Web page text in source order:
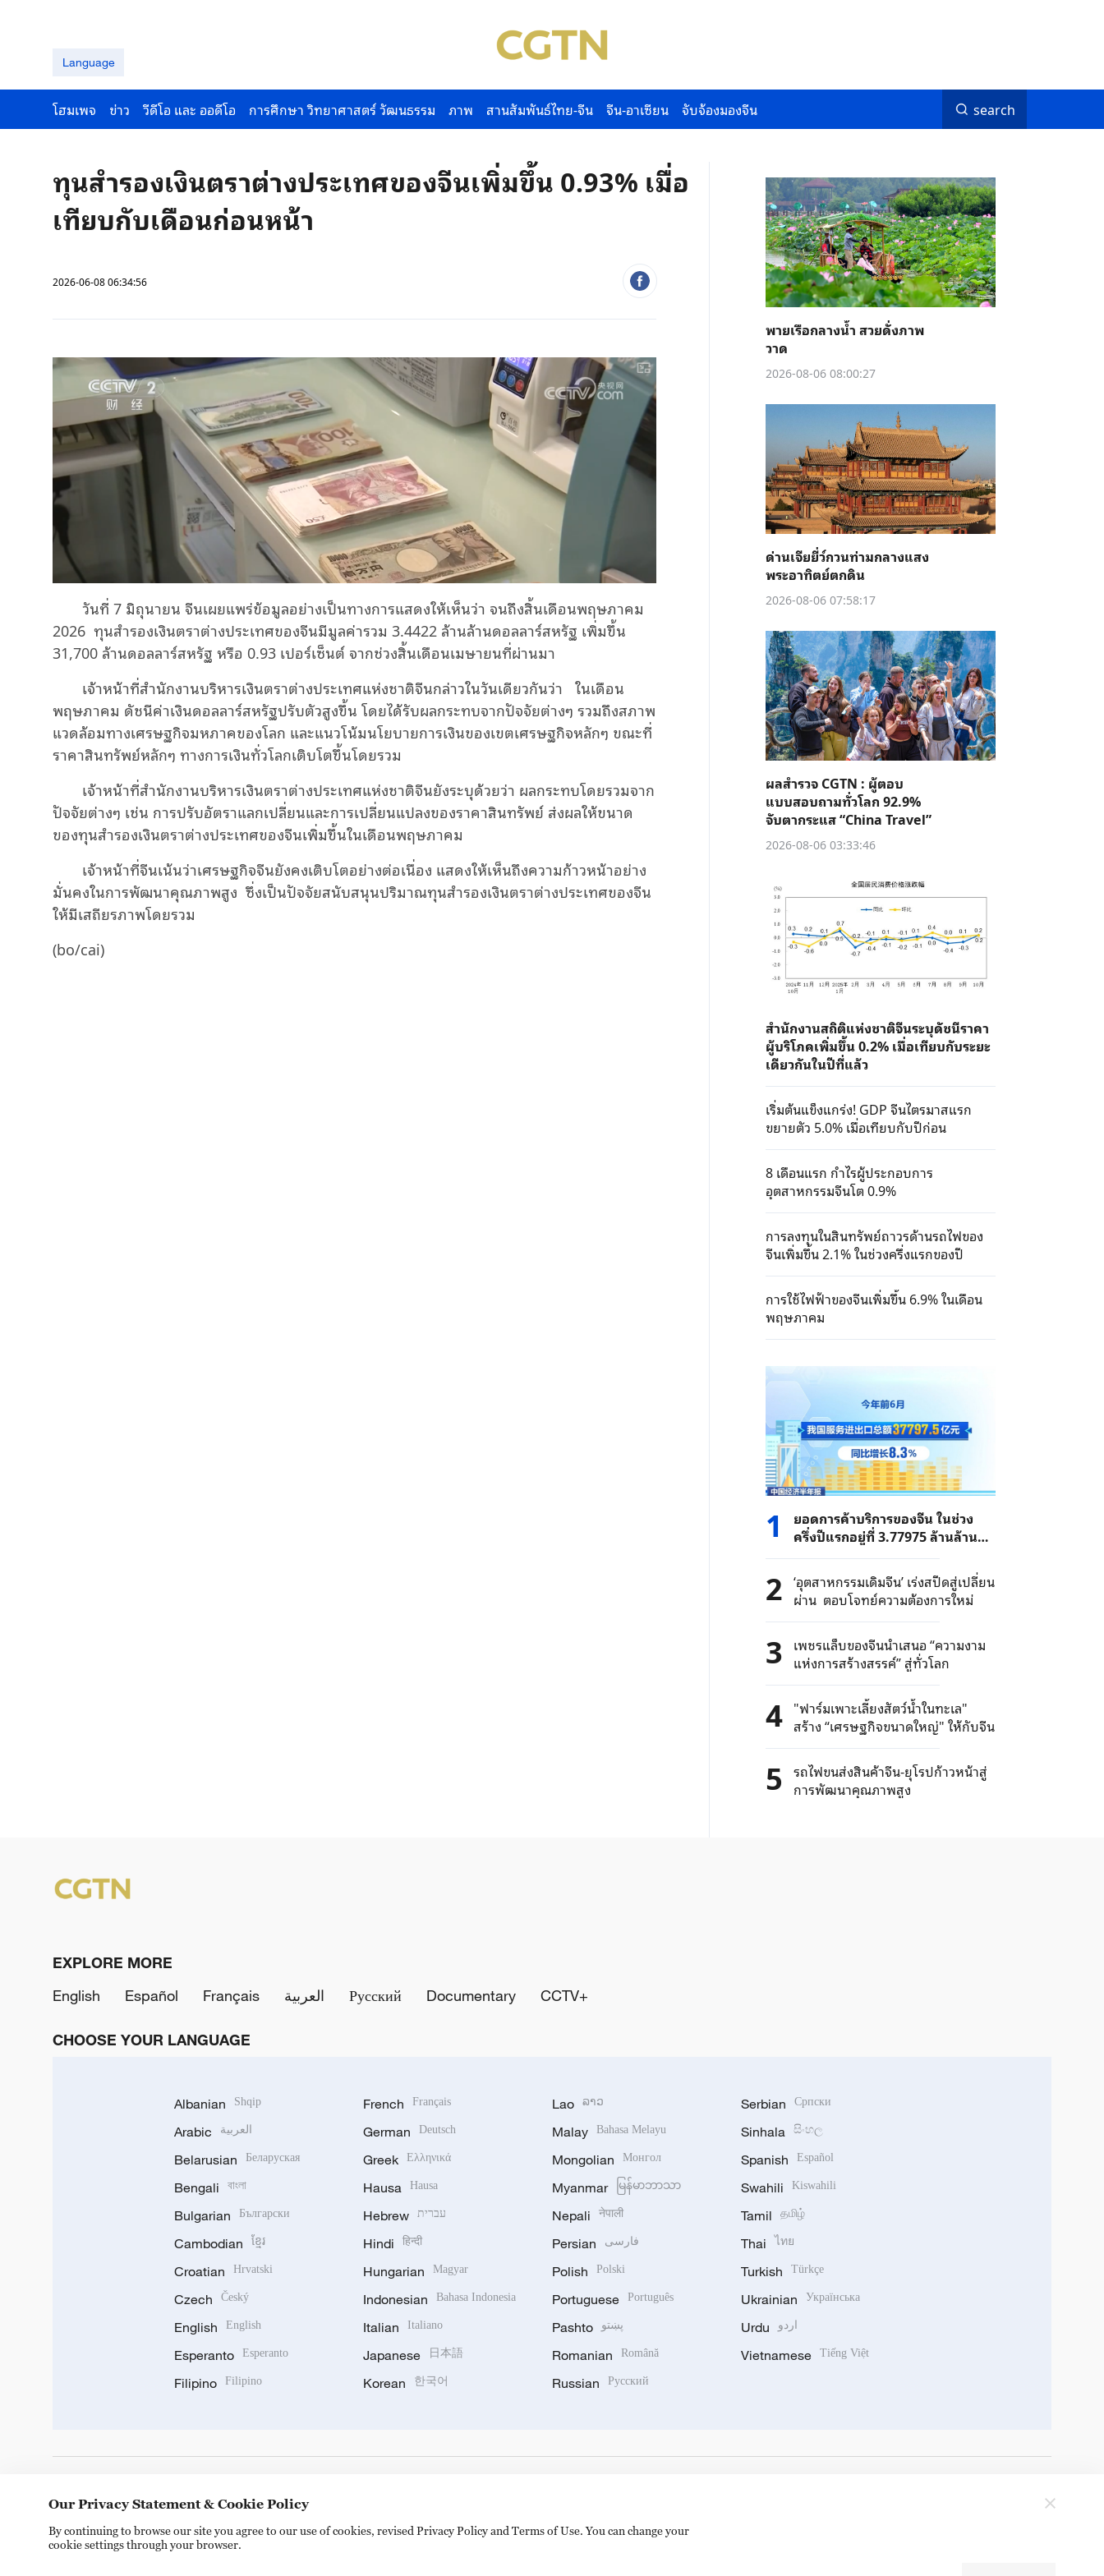
Language
โฮมเพจ ข่าว วีดีโอ และ ออดีโอ การศึกษา วิทยาศาสตร์ วัฒนธรรม ภาพ สานสัมพันธ์ไทย-จีน จีน-อาเซียน จับจ้องมองจีน search
ทุนสำรองเงินตราต่างประเทศของจีนเพิ่มขึ้น 0.93% เมื่อ
เทียบกับเดือนก่อนหน้า
2026-06-08 06:34:56
วันที่ 7 มิถุนายน จีนเผยแพร่ข้อมูลอย่างเป็นทางการแสดงให้เห็นว่า จนถึงสิ้นเดือนพฤษภาคม
2026 ทุนสำรองเงินตราต่างประเทศของจีนมีมูลค่ารวม 3.4422 ล้านล้านดอลลาร์สหรัฐ เพิ่มขึ้น
31,700 ล้านดอลลาร์สหรัฐ หรือ 0.93 เปอร์เซ็นต์ จากช่วงสิ้นเดือนเมษายนที่ผ่านมา
เจ้าหน้าที่สำนักงานบริหารเงินตราต่างประเทศแห่งชาติจีนกล่าวในวันเดียวกันว่า ในเดือน
พฤษภาคม ดัชนีค่าเงินดอลลาร์สหรัฐปรับตัวสูงขึ้น โดยได้รับผลกระทบจากปัจจัยต่างๆ รวมถึงสภาพ
แวดล้อมทางเศรษฐกิจมหภาคของโลก และแนวโน้มนโยบายการเงินของเขตเศรษฐกิจหลักๆ ขณะที่
ราคาสินทรัพย์หลักๆ ทางการเงินทั่วโลกเติบโตขึ้นโดยรวม
เจ้าหน้าที่สำนักงานบริหารเงินตราต่างประเทศแห่งชาติจีนยังระบุด้วยว่า ผลกระทบโดยรวมจาก
ปัจจัยต่างๆ เช่น การปรับอัตราแลกเปลี่ยนและการเปลี่ยนแปลงของราคาสินทรัพย์ ส่งผลให้ขนาด
ของทุนสำรองเงินตราต่างประเทศของจีนเพิ่มขึ้นในเดือนพฤษภาคม
เจ้าหน้าที่จีนเน้นว่าเศรษฐกิจจีนยังคงเติบโตอย่างต่อเนื่อง แสดงให้เห็นถึงความก้าวหน้าอย่าง
มั่นคงในการพัฒนาคุณภาพสูง ซึ่งเป็นปัจจัยสนับสนุนปริมาณทุนสำรองเงินตราต่างประเทศของจีน
ให้มีเสถียรภาพโดยรวม
(bo/cai)
พายเรือกลางน้ำ สวยดั่งภาพ
วาด
2026-08-06 08:00:27
ด่านเจียยี่ว์กวนท่ามกลางแสง
พระอาทิตย์ตกดิน
2026-08-06 07:58:17
ผลสำรวจ CGTN : ผู้ตอบ
แบบสอบถามทั่วโลก 92.9%
จับตากระแส “China Travel”
2026-08-06 03:33:46
สำนักงานสถิติแห่งชาติจีนระบุดัชนีราคา
ผู้บริโภคเพิ่มขึ้น 0.2% เมื่อเทียบกับระยะ
เดียวกันในปีที่แล้ว
เริ่มต้นแข็งแกร่ง! GDP จีนไตรมาสแรก
ขยายตัว 5.0% เมื่อเทียบกับปีก่อน
8 เดือนแรก กำไรผู้ประกอบการ
อุตสาหกรรมจีนโต 0.9%
การลงทุนในสินทรัพย์ถาวรด้านรถไฟของ
จีนเพิ่มขึ้น 2.1% ในช่วงครึ่งแรกของปี
การใช้ไฟฟ้าของจีนเพิ่มขึ้น 6.9% ในเดือน
พฤษภาคม
1
ยอดการค้าบริการของจีน ในช่วง
ครึ่งปีแรกอยู่ที่ 3.77975 ล้านล้าน
หยวน
2 ‘อุตสาหกรรมเดิมจีน’ เร่งสปีดสู่เปลี่ยน
ผ่าน ตอบโจทย์ความต้องการใหม่
3 เพชรแล็บของจีนนำเสนอ “ความงาม
แห่งการสร้างสรรค์” สู่ทั่วโลก
4 "ฟาร์มเพาะเลี้ยงสัตว์น้ำในทะเล"
สร้าง “เศรษฐกิจขนาดใหญ่" ให้กับจีน
5 รถไฟขนส่งสินค้าจีน-ยุโรปก้าวหน้าสู่
การพัฒนาคุณภาพสูง
EXPLORE MORE
English
Español Français العربية Русский Documentary CCTV+
CHOOSE YOUR LANGUAGE
Albanian Shqip
Arabic العربية
Belarusian Беларуская
Bengali বাংলা
Bulgarian Български
Cambodian ខ្មែរ
Croatian Hrvatski
Czech Český
English English
Esperanto Esperanto
Filipino Filipino
French Français
German Deutsch
Greek Ελληνικά
Hausa Hausa
Hebrew עברית
Hindi हिन्दी
Hungarian Magyar
Indonesian Bahasa Indonesia
Italian Italiano
Japanese 日本語
Korean 한국어
Lao ລາວ
Malay Bahasa Melayu
Mongolian Монгол
Myanmar မြန်မာဘာသာ
Nepali नेपाली
Persian فارسی
Polish Polski
Portuguese Português
Pashto پښتو
Romanian Română
Russian Русский
Serbian Српски
Sinhala සිංහල
Spanish Español
Swahili Kiswahili
Tamil தமிழ்
Thai ไทย
Turkish Türkçe
Ukrainian Українська
Urdu اردو
Vietnamese Tiếng Việt
Our Privacy Statement & Cookie Policy
By continuing to browse our site you agree to our use of cookies, revised Privacy Policy and Terms of Use. You can change your
cookie settings through your browser.